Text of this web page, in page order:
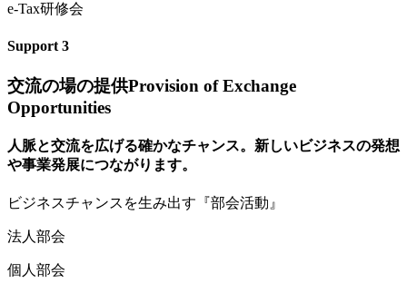
e-Tax研修会
Support 3
交流の場の提供Provision of Exchange
Opportunities
人脈と交流を広げる確かなチャンス。新しいビジネスの発想
や事業発展につながります。
ビジネスチャンスを生み出す『部会活動』
法人部会
個人部会